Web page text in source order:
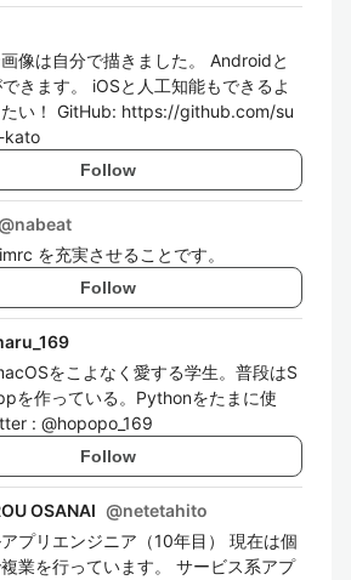
像は自分で描きました。 Androidと
きます。 iOSと人工知能もできるよ
たい！ GitHub: https://github.com/su
kato
Follow
nabeat
を充実させることです。
Follow
をこよなく愛する学生。普段はS
を作っている。Pythonをたまに使
: @hopopo_169
Follow
OSANAI @netetahito
プリエンジニア（10年目） 現在は個
業を行っています。 サービス系アプ